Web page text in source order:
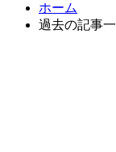
ホーム
過去の記事